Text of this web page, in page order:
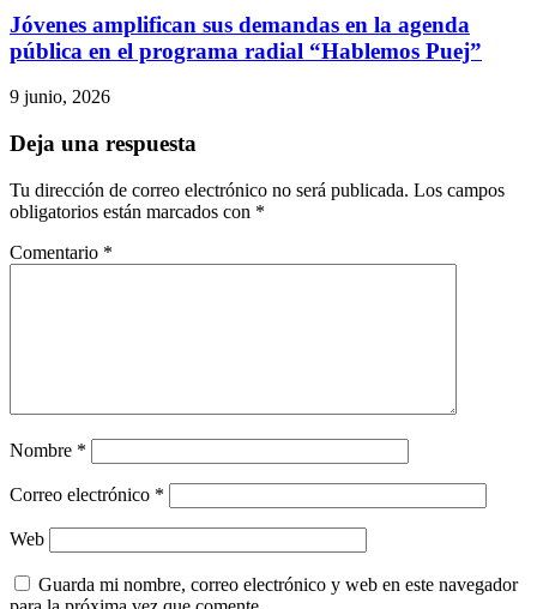
Jóvenes amplifican sus demandas en la agenda
pública en el programa radial “Hablemos Puej”
9 junio, 2026
Deja una respuesta
Tu dirección de correo electrónico no será publicada. Los campos
obligatorios están marcados con *
Comentario *
Nombre *
Correo electrónico *
Web
Guarda mi nombre, correo electrónico y web en este navegador